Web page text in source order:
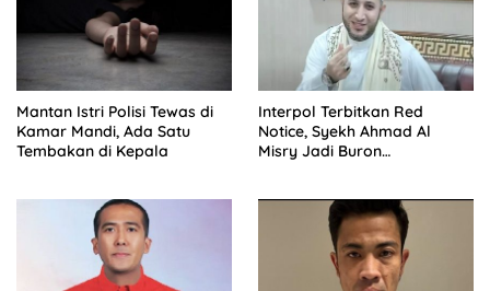
Mantan Istri Polisi Tewas di
Kamar Mandi, Ada Satu
Tembakan di Kepala
Interpol Terbitkan Red
Notice, Syekh Ahmad Al
Misry Jadi Buron